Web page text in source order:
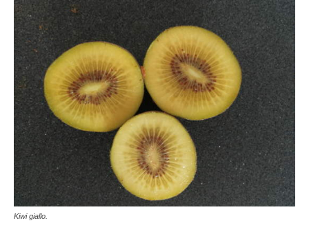
Kiwi giallo.